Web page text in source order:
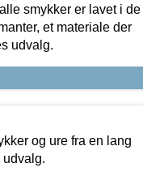
smykker er lavet i de
et materiale der
udvalg.
og ure fra en lang